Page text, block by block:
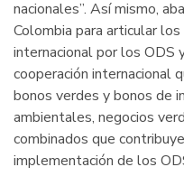
nacionales”. Así mismo,
Colombia para articular
internacional por los ODS
cooperación internacional
bonos verdes y bonos de
ambientales, negocios
combinados que
implementación de los